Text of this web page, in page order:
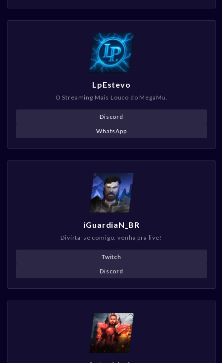
LpEstevo
O Streaming Mais Louco do MegaMu.
Discord
WhatsApp
iGuardiaN_BR
Divirta-se comigo, venha pra live!
Twitch
Discord